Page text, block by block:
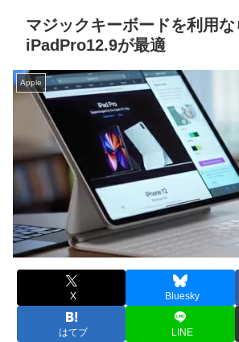
マジックキーボードを利用な
iPadPro12.9が最適
Apple
X Bluesky
はてブ LINE